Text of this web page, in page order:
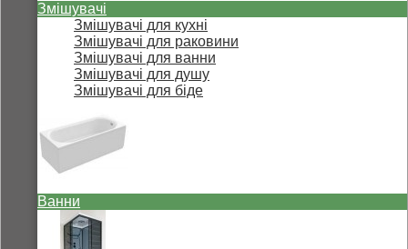
Змішувачі
Змішувачі для кухні
Змішувачі для раковини
Змішувачі для ванни
Змішувачі для душу
Змішувачі для біде
Ванни